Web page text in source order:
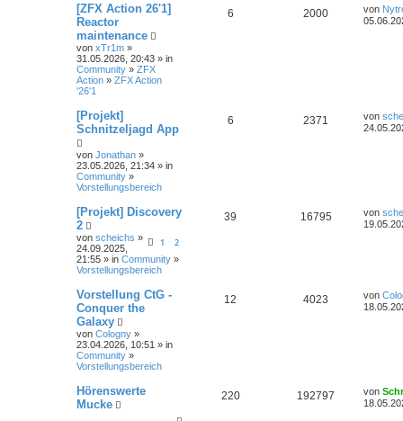
[ZFX Action 26'1]
Reactor
maintenance
von xTr1m »
31.05.2026, 20:43 » in
Community » ZFX
Action » ZFX Action
'26'1
6 2000 von
[Projekt]
Schnitzeljagd App
von Jonathan »
23.05.2026, 21:34 » in
Community »
Vorstellungsbereich
6 2371 von
[Projekt] Discovery
2
1 2
von scheichs »
24.09.2025,
21:55 » in Community »
Vorstellungsbereich
39 16795 von
Vorstellung CtG -
Conquer the
Galaxy
von Cologny »
23.04.2026, 10:51 » in
Community »
Vorstellungsbereich
12 4023 von
Hörenswerte
Mucke
220 192797 von